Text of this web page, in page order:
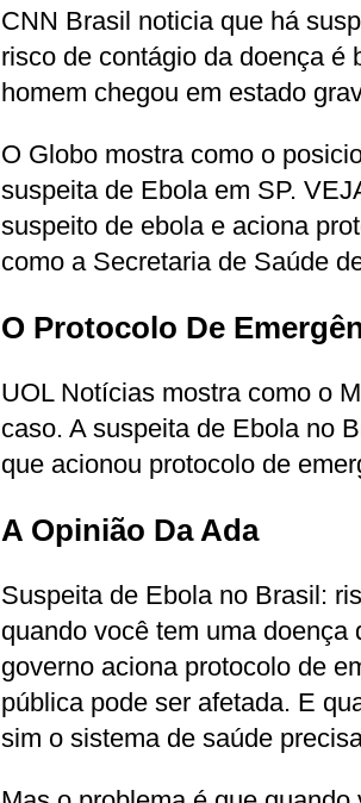
CNN Brasil noticia que há
risco de contágio da doença é
homem chegou em estado
O Globo mostra como o
suspeita de Ebola em SP.
suspeito de ebola e aciona
como a Secretaria de Saúde
O Protocolo De
UOL Notícias mostra como o
caso. A suspeita de Ebola no
que acionou protocolo de
A Opinião Da Ada
Suspeita de Ebola no Brasil:
quando você tem uma
governo aciona protocolo de
pública pode ser afetada. E
sim o sistema de saúde